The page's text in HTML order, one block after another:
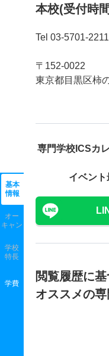
基本
情報
オー
キャン
学校
特長
学費
本校(受付時
Tel 03-5701-
〒152-0022
東京都目黒区柿
専門学校ICSカ
イベント
閲覧履歴に基
オススメの